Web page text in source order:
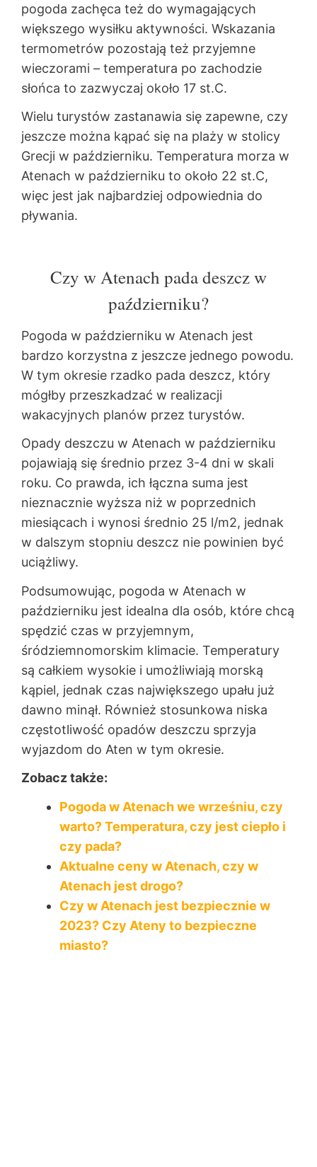
pogoda zachęca też do wymagających
większego wysiłku aktywności. Wskazania
termometrów pozostają też przyjemne
wieczorami – temperatura po zachodzie
słońca to zazwyczaj około 17 st.C.
Wielu turystów zastanawia się zapewne, czy
jeszcze można kąpać się na plaży w stolicy
Grecji w październiku. Temperatura morza w
Atenach w październiku to około 22 st.C,
więc jest jak najbardziej odpowiednia do
pływania.
Czy w Atenach pada deszcz w
październiku?
Pogoda w październiku w Atenach jest
bardzo korzystna z jeszcze jednego powodu.
W tym okresie rzadko pada deszcz, który
mógłby przeszkadzać w realizacji
wakacyjnych planów przez turystów.
Opady deszczu w Atenach w październiku
pojawiają się średnio przez 3-4 dni w skali
roku. Co prawda, ich łączna suma jest
nieznacznie wyższa niż w poprzednich
miesiącach i wynosi średnio 25 l/m2, jednak
w dalszym stopniu deszcz nie powinien być
uciążliwy.
Podsumowując, pogoda w Atenach w
październiku jest idealna dla osób, które chcą
spędzić czas w przyjemnym,
śródziemnomorskim klimacie. Temperatury
są całkiem wysokie i umożliwiają morską
kąpiel, jednak czas największego upału już
dawno minął. Również stosunkowa niska
częstotliwość opadów deszczu sprzyja
wyjazdom do Aten w tym okresie.
Zobacz także:
Pogoda w Atenach we wrześniu, czy
warto? Temperatura, czy jest ciepło i
czy pada?
Aktualne ceny w Atenach, czy w
Atenach jest drogo?
Czy w Atenach jest bezpiecznie w
2023? Czy Ateny to bezpieczne
miasto?